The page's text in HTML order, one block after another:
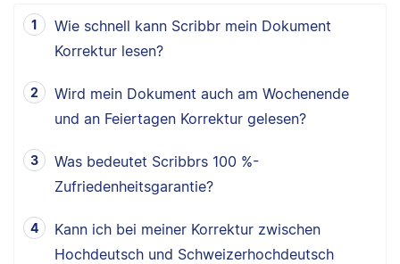
Wie schnell kann Scribbr mein Dokument
Korrektur lesen?
Wird mein Dokument auch am Wochenende
und an Feiertagen Korrektur gelesen?
Was bedeutet Scribbrs 100 %-
Zufriedenheitsgarantie?
Kann ich bei meiner Korrektur zwischen
Hochdeutsch und Schweizerhochdeutsch